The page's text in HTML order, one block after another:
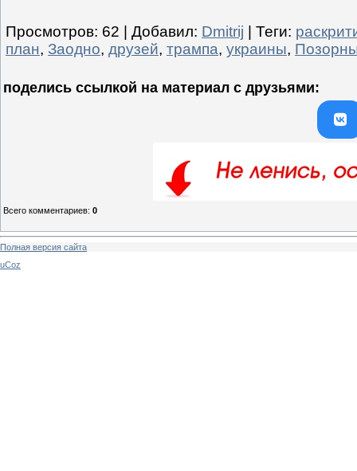
Просмотров: 62 Добавил: Dmitrij Теги:
план, Заодно, друзей, трампа, украины,
поделись ссылкой на материал c друзьями:
Всего комментариев: 0
Полная версия сайта
uCoz